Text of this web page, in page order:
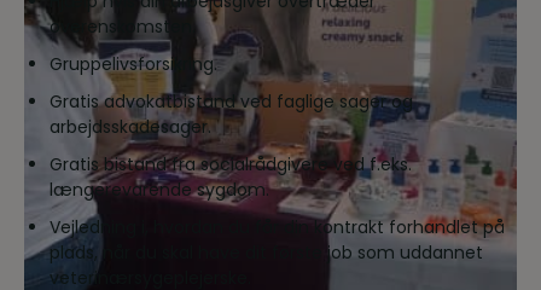
overenskomsten.
Gruppelivsforsikring.
Gratis advokatbistand ved faglige sager og
arbejdsskadesager.
Gratis bistand fra socialrådgivere ved f.eks.
længerevarende sygdom.
Vejledning i, hvordan du får din kontrakt forhandlet på
plads, når du skal have dit første job som uddannet
veterinærsygeplejerske.